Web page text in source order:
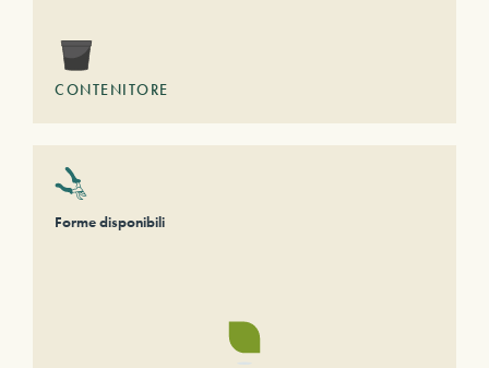
CONTENITORE
Forme disponibili